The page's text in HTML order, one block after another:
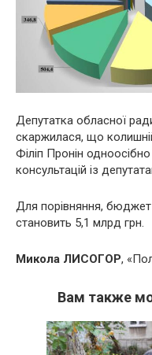
Депутатка обласної
скаржилася, що
Філіп Пронін
консультацій із
Для порівняння, бюджет
становить 5,1 млрд грн.
Микола ЛИСОГОР,
Вам также